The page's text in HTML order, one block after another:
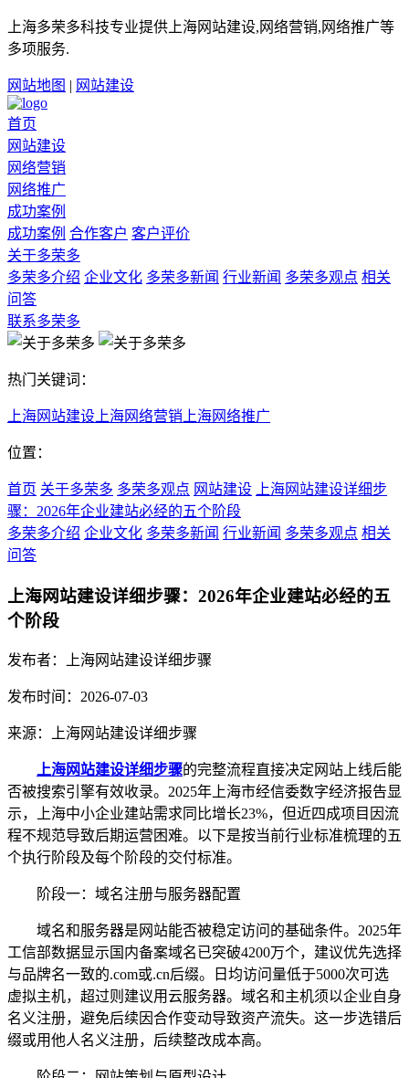
上海多荣多科技专业提供上海网站建设,网络营销,网络推广等
多项服务.
网站地图 | 网站建设
首页
网站建设
网络营销
网络推广
成功案例
成功案例 合作客户 客户评价
关于多荣多
多荣多介绍 企业文化 多荣多新闻 行业新闻 多荣多观点 相关
问答
联系多荣多
热门关键词：
上海网站建设 上海网络营销 上海网络推广
位置：
首页 关于多荣多 多荣多观点 网站建设
上海网站建设详细步
骤：2026年企业建站必经的五个阶段
多荣多介绍 企业文化 多荣多新闻 行业新闻 多荣多观点 相关
问答
上海网站建设详细步骤：2026年企业建站必经的五
个阶段
发布者：上海网站建设详细步骤
发布时间：2026-07-03
来源：上海网站建设详细步骤
上海网站建设详细步骤的完整流程直接决定网站上线后能
否被搜索引擎有效收录。2025年上海市经信委数字经济报告显
示，上海中小企业建站需求同比增长23%，但近四成项目因流
程不规范导致后期运营困难。以下是按当前行业标准梳理的五
个执行阶段及每个阶段的交付标准。
阶段一：域名注册与服务器配置
域名和服务器是网站能否被稳定访问的基础条件。2025年
工信部数据显示国内备案域名已突破4200万个，建议优先选择
与品牌名一致的.com或.cn后缀。日均访问量低于5000次可选
虚拟主机，超过则建议用云服务器。域名和主机须以企业自身
名义注册，避免后续因合作变动导致资产流失。这一步选错后
缀或用他人名义注册，后续整改成本高。